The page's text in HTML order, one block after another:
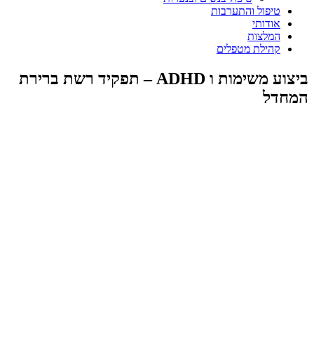
טיפול והתערבות
אודותי
המלצות
קהילת מטפלים
ביצוע משימות ו ADHD – תפקיד רשת ברירת
המחדל